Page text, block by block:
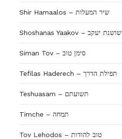
Shir Hamaalos – שיר המעלות
Shoshanas Yaakov – שושנת יעקב
Siman Tov – סימן טוב
Tefilas Haderech – תפילת הדרך
Teshuasam – תשועתם
Timche – תמחה
Tov Lehodos – טוב להודות